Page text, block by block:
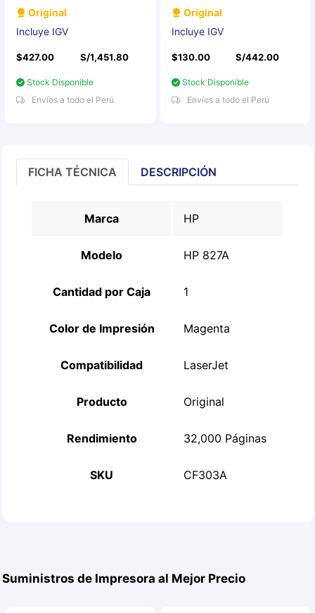
Original
Incluye IGV
$427.00 S/1,451.80
Stock Disponible
Envíos a todo el Perú
Original
Incluye IGV
$130.00 S/442.00
Stock Disponible
Envíos a todo el Perú
FICHA TÉCNICA DESCRIPCIÓN
Marca HP
Modelo HP 827A
Cantidad por Caja 1
Color de Impresión Magenta
Compatibilidad LaserJet
Producto Original
Rendimiento 32,000 Páginas
SKU CF303A
Suministros de Impresora al Mejor Precio